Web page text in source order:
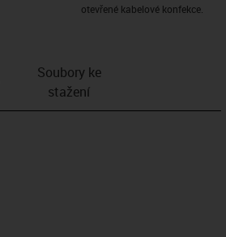
otevřené kabelové konfekce.
Soubory ke
stažení